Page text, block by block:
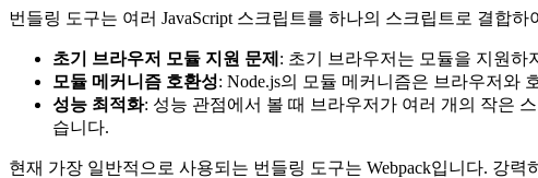
번들링 도구는 여러 JavaScript 스크립트를 하나의 스크립트로 결합
초기 브라우저 모듈 지원 문제 : 초기 브라우저는 모듈을 지원
모듈 메커니즘 호환성: Node.js의 모듈 메커니즘은 브라우저와
성능 최적화: 성능 관점에서 볼 때 브라우저가 여러 개의 작은
습니다.
현재 가장 일반적으로 사용되는 번들링 도구는 Webpack입니다. 강